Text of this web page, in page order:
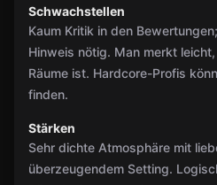
Schwachstellen
Kaum Kritik in den
Hinweis nötig. Man merkt
Räume ist. Hardcore-Profis
finden.
Stärken
Sehr dichte Atmosphäre mit
überzeugendem Setting.